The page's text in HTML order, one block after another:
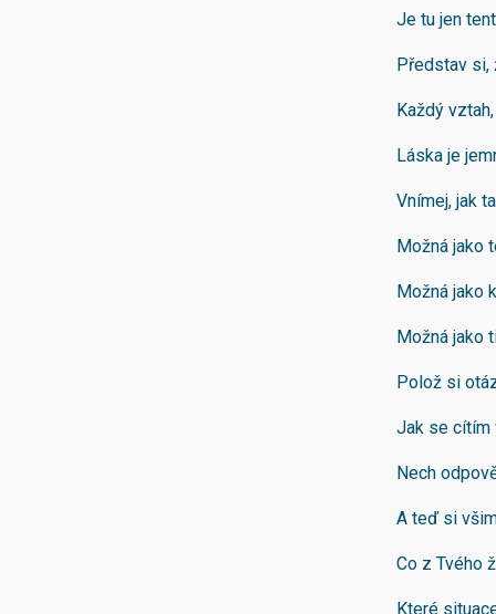
Je tu jen
Představ si,
Každý
Láska je
Vnímej, jak
Možná jako
Možná jako
Možná jako
Polož si
Jak se cítím
Nech
A teď si
Co z Tvého
Které